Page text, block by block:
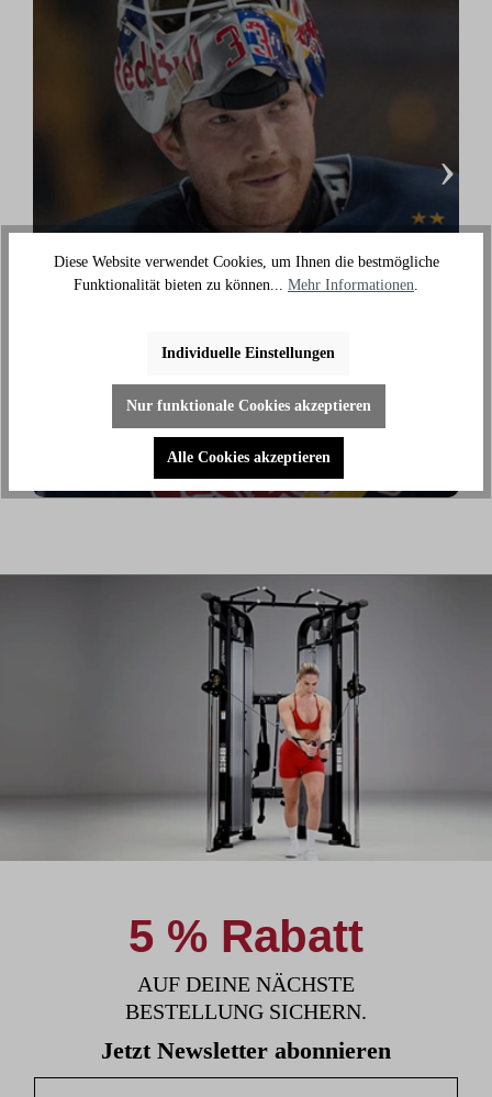
Danny aus den Birken
›
5 % Rabatt
AUF DEINE NÄCHSTE
BESTELLUNG SICHERN.
Jetzt Newsletter abonnieren
Diese Website verwendet Cookies, um Ihnen die bestmögliche
Funktionalität bieten zu können... Mehr Informationen
Individuelle Einstellungen
Nur funktionale Cookies akzeptieren
Alle Cookies akzeptieren